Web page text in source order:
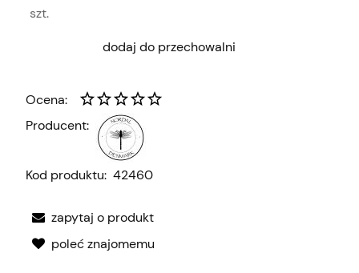
szt.
dodaj do przechowalni
Ocena:
Producent:
Kod produktu: 42460
zapytaj o produkt
poleć znajomemu